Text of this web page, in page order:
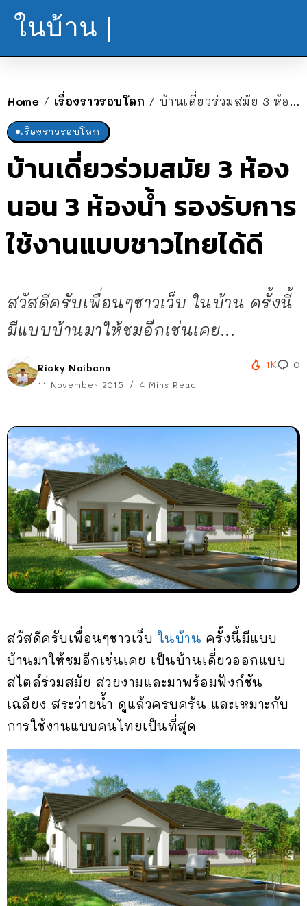
ในบ้าน |
Home / เรื่องราวรอบโลก / บ้านเดี่ยวร่วมสมัย 3 ห้องนอน 3 ห้องน้ำ รองรับการใช้งานแบบชาวไทยได้ดี
เรื่องราวรอบโลก
บ้านเดี่ยวร่วมสมัย 3 ห้อง
นอน 3 ห้องน้ำ รองรับการ
ใช้งานแบบชาวไทยได้ดี
สวัสดีครับเพื่อนๆชาวเว็บ ในบ้าน ครั้งนี้
มีแบบบ้านมาให้ชมอีกเช่นเคย...
Ricky Naibann
11 November 2015 4 Mins Read
1K 0
สวัสดีครับเพื่อนๆชาวเว็บในบ้าน ครั้งนี้มีแบบ
บ้านมาให้ชมอีกเช่นเคย เป็นบ้านเดี่ยวออกแบบ
สไตล์ร่วมสมัย สวยงามและมาพร้อมฟังก์ชัน
เฉลียง สระว่ายน้ำ ดูแล้วครบครัน และเหมาะกับ
การใช้งานแบบคนไทยเป็นที่สุด